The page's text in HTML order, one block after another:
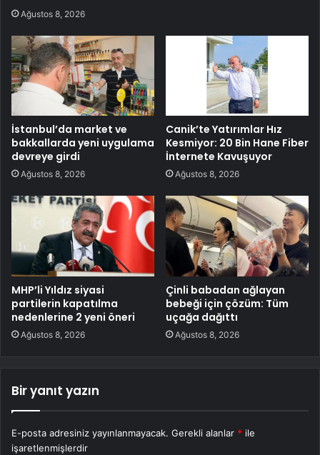
Ağustos 8, 2026
İstanbul’da market ve
bakkallarda yeni uygulama
devreye girdi
Ağustos 8, 2026
Canik’te Yatırımlar Hız
Kesmiyor: 20 Bin Hane Fiber
İnternete Kavuşuyor
Ağustos 8, 2026
MHP’li Yıldız siyasi
partilerin kapatılma
nedenlerine 2 yeni öneri
Ağustos 8, 2026
Çinli babadan ağlayan
bebeği için çözüm: Tüm
uçağa dağıttı
Ağustos 8, 2026
Bir yanıt yazın
E-posta adresiniz yayınlanmayacak. Gerekli alanlar * ile
işaretlenmişlerdir